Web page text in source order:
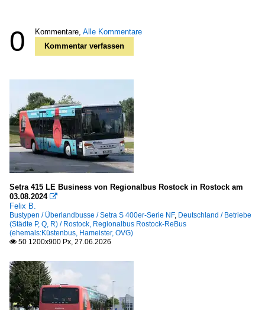
0 Kommentare, Alle Kommentare
Kommentar verfassen
Setra 415 LE Business von Regionalbus Rostock in Rostock am
03.08.2024 
Felix B.
Bustypen / Überlandbusse / Setra S 400er-Serie NF, Deutschland / Betriebe
(Städte P, Q, R) / Rostock, Regionalbus Rostock-ReBus
(ehemals:Küstenbus, Hameister, OVG)
 50 1200x900 Px, 27.06.2026